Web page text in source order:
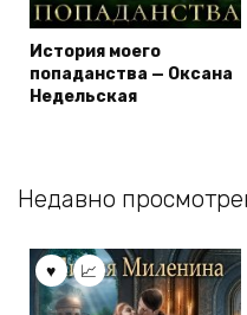
История моего
попаданства — Оксана
Недельская
Недавно